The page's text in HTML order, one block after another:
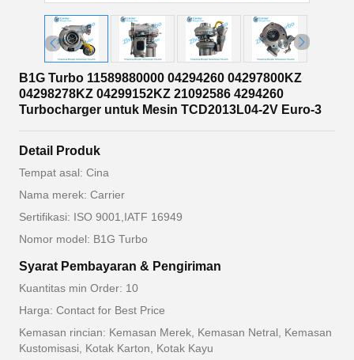
B1G Turbo 11589880000 04294260 04297800KZ
04298278KZ 04299152KZ 21092586 4294260
Turbocharger untuk Mesin TCD2013L04-2V Euro-3
Detail Produk
Tempat asal: Cina
Nama merek: Carrier
Sertifikasi: ISO 9001,IATF 16949
Nomor model: B1G Turbo
Syarat Pembayaran & Pengiriman
Kuantitas min Order: 10
Harga: Contact for Best Price
Kemasan rincian: Kemasan Merek, Kemasan Netral, Kemasan
Kustomisasi, Kotak Karton, Kotak Kayu